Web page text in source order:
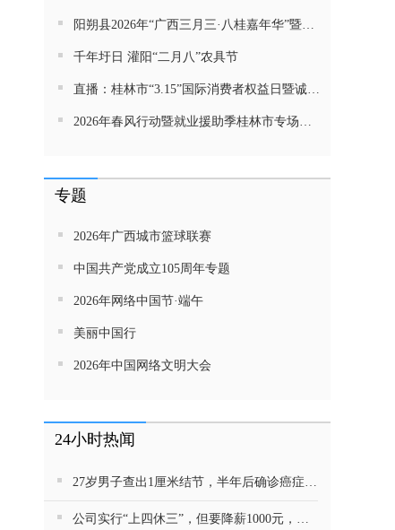
阳朔县2026年“广西三月三·八桂嘉年华”暨金龙巡游活动直播
千年圩日 灌阳“二月八”农具节
直播：桂林市“3.15”国际消费者权益日暨诚信教育主题活动网民面对面活动
2026年春风行动暨就业援助季桂林市专场招聘活动直播带岗
专题
2026年广西城市篮球联赛
中国共产党成立105周年专题
2026年网络中国节·端午
美丽中国行
2026年中国网络文明大会
24小时热闻
27岁男子查出1厘米结节，半年后确诊癌症！这种病很会伪装
公司实行“上四休三”，但要降薪1000元，不接受只能辞职……你愿意吗？